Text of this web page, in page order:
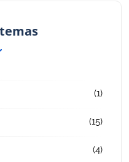
(1)
(15)
(4)